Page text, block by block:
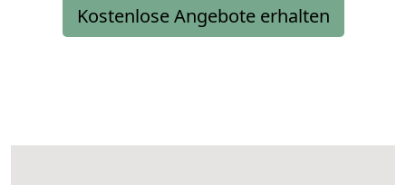
Kostenlose Angebote erhalten